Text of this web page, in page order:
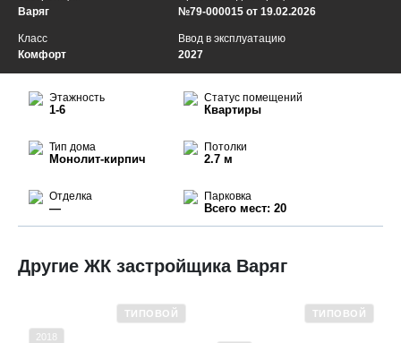
Варяг
№79-000015 от 19.02.2026
Ввод в эксплуатацию
2027
Класс
Комфорт
Этажность
1-6
Статус помещений
Квартиры
Тип дома
Монолит-кирпич
Потолки
2.7 м
Отделка
—
Парковка
Всего мест: 20
Другие ЖК застройщика Варяг
ТИПОВОЙ
2018
ТИПОВОЙ